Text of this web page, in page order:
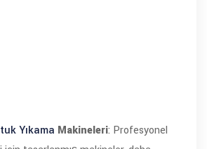
Yıkama Makineleri: Profesyonel